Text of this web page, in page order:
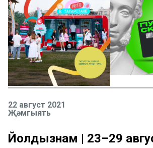
22 август 2021
Җәмгыять
Йолдызнамә | 23–29